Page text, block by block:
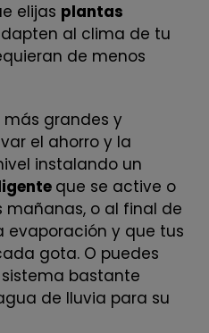
elijas plantas
al clima de tu
de menos
más grandes y
el ahorro y la
instalando un
que se active o
mañanas, o al final de
evaporación y que tus
gota. O puedes
bastante
de lluvia para su